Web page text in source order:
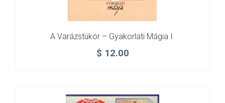
A Varázstükör – Gyakorlati Mágia I.
$ 12.00